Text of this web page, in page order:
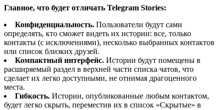
Главное, что будет отличать Telegram Stories:
Конфиденциальность. Пользователи будут сами
определять, кто сможет видеть их истории: все, только
контакты (с исключениями), несколько выбранных контактов
или список близких друзей.
Компактный интерфейс. Истории будут помещены в
расширяемый раздел в верхней части списка чатов, что
сделает их легко доступными, не отнимая драгоценного
места.
Гибкость. Истории, опубликованные любым контактом,
будет легко скрыть, переместив их в список «Скрытые» в